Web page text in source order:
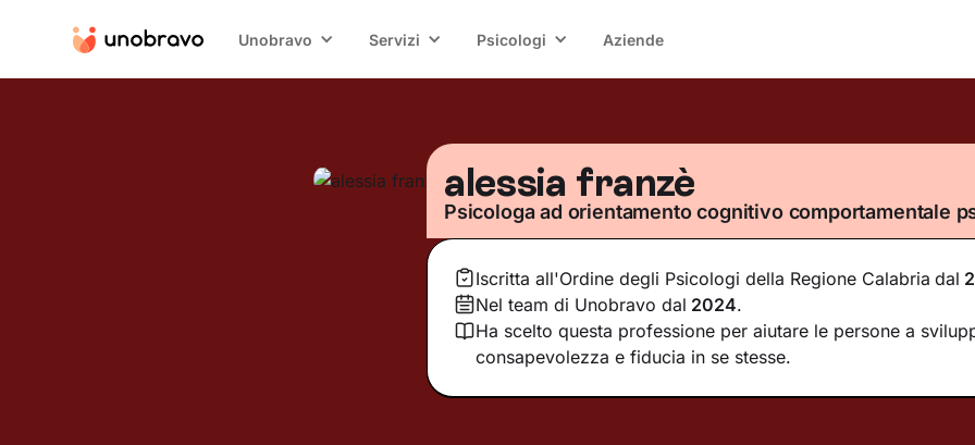
Unobravo Servizi Psicologi Aziende
alessia franzè
Psicologa ad orientamento cognitivo comportamentale
Iscritta all'Ordine degli Psicologi della Regione Calabria dal
Nel team di Unobravo dal 2024.
Ha scelto questa professione per aiutare le persone a
consapevolezza e fiducia in se stesse.